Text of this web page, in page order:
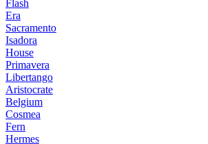
Flash
Era
Sacramento
Isadora
House
Primavera
Libertango
Aristocrate
Belgium
Cosmea
Fern
Hermes